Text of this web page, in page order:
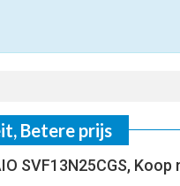
Betere prijs
SVF13N25CGS,